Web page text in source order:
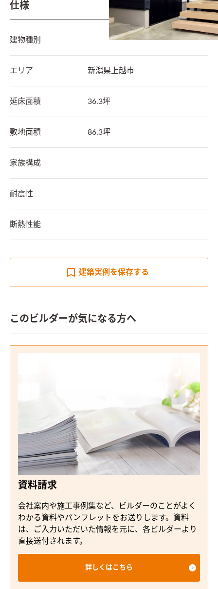
仕様
建物種別
エリア 新潟県 上越市
延床面積 36.3坪
敷地面積 86.3坪
家族構成
耐震性
断熱性能
建築実例を保存する
このビルダーが気になる方へ
資料請求
会社案内や施工事例集など、ビルダーのことがよく
わかる資料やパンフレットをお送りします。資料
は、ご入力いただいた情報を元に、各ビルダーより
直接送付されます。
詳しくはこちら